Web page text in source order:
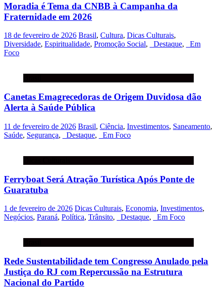
Moradia é Tema da CNBB à Campanha da
Fraternidade em 2026
18 de fevereiro de 2026 Brasil, Cultura, Dicas Culturais,
Diversidade, Espiritualidade, Promoção Social, _Destaque,
_Em
Foco
Canetas Emagrecedoras de Origem Duvidosa dão
Alerta à Saúde Pública
11 de fevereiro de 2026 Brasil, Ciência, Investimentos, Saneamento,
Saúde, Segurança, _Destaque, _Em Foco
Ferryboat Será Atração Turística Após Ponte de
Guaratuba
1 de fevereiro de 2026 Dicas Culturais, Economia, Investimentos,
Negócios, Paraná, Política, Trânsito, _Destaque, _Em Foco
Rede Sustentabilidade tem Congresso Anulado pela
Justiça do RJ com Repercussão na Estrutura
Nacional do Partido